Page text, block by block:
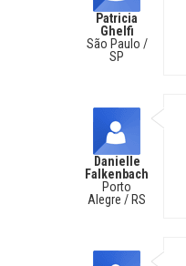
Patricia
Ghelfi
São Paulo /
SP
Danielle
Falkenbach
Porto
Alegre / RS